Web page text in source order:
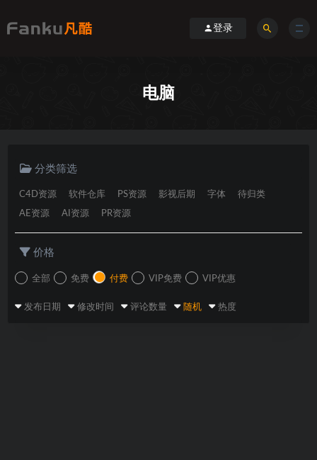
登录
电脑
分类筛选
C4D资源 软件仓库 PS资源 影视后期 字体 待归类
AE资源 AI资源 PR资源
价格
全部 免费 付费 VIP免费 VIP优惠
发布日期 修改时间 评论数量 随机 热度